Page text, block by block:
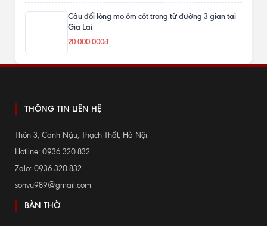
Câu đối lòng mo ôm cột trong từ đường 3 gian tại
Gia Lai
20.000.000đ
THÔNG TIN LIÊN HỆ
Thôn 3, Canh Nậu, Thạch Thất, Hà Nội
Hotline: 0936.320.832
Zalo: 0936.320.832
sonvu989@gmail.com
BÀN THỜ